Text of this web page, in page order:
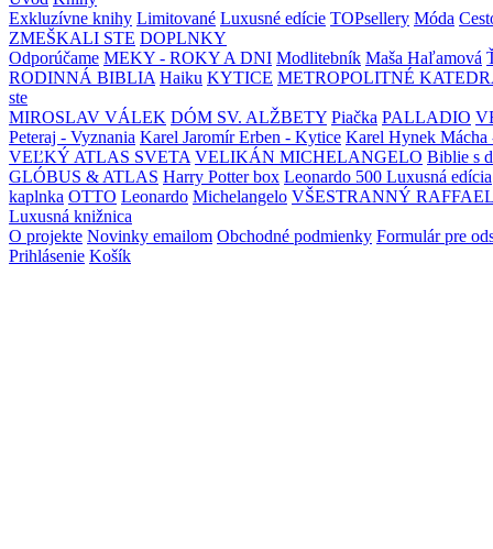
Exkluzívne knihy Limitované Luxusné edície TOPsellery Móda
ZMEŠKALI STE DOPLNKY
Odporúčame MEKY - ROKY A DNI Modlitebník Maša Haľamová
RODINNÁ BIBLIA Haiku KYTICE METROPOLITNÉ
ste
MIROSLAV VÁLEK DÓM SV. ALŽBETY Piačka PALLADIO
Peteraj - Vyznania Karel Jaromír Erben - Kytice Karel Hynek Mácha
VEĽKÝ ATLAS SVETA VELIKÁN MICHELANGELO Biblie s
GLÓBUS & ATLAS Harry Potter box Leonardo 500 Luxusná edícia
kaplnka OTTO Leonardo Michelangelo VŠESTRANNÝ
Luxusná knižnica
O projekte Novinky emailom Obchodné podmienky Formulár pre
Prihlásenie Košík